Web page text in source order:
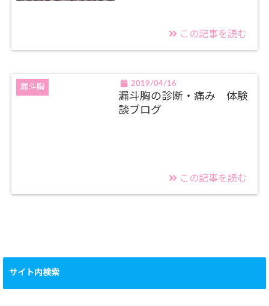
この記事を読む
漏斗胸 2019/04/16
漏斗胸の診断・痛み 体験
談ブログ
この記事を読む
サイト内検索